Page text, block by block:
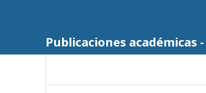
Publicaciones académicas